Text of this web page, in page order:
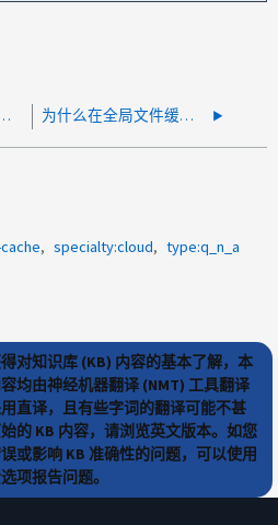
的NetApp Cloud Insights信息板下载？ 为什么在全局文件缓存中看到虚假文件
specialty:cloud type:q_n_a
对知识库 (KB) 内容的基本了解，本
均由神经机器翻译 (NMT) 工具翻译
直译，且有些字词的翻译可能不甚
的 KB 内容，请浏览英文版本。如您
或影响 KB 准确性的问题，可以使用
项报告问题。